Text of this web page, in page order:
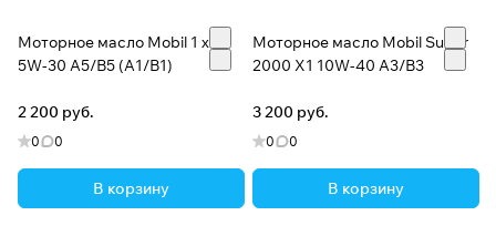
Высокотемпературная стабильность ? При
высоких температурах смазочные материалы могут
окисляться, что влечет за собой повышение
вязкости (загустевания масла).Применение
высокоэффективных базовых жидкостей и мощных
1сопротивляться окислению лучше обычных масел
даже при температурах до 200ºС.
Моторное масло Mobil 1 x1
5W-30 A5/B5 (A1/B1)
2 200 руб.
0 0
В корзину
Моторное масло Mobil Super
2000 X1 10W-40 A3/B3
3 200 руб.
0 0
В корзину